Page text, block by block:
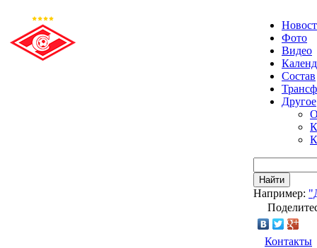
Фото
Видео
Состав
Другое
Найти
Например:
Контакты